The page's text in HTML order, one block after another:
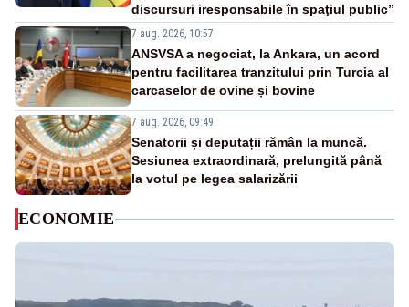
discursuri iresponsabile în spaţiul public”
7 aug. 2026, 10:57
ANSVSA a negociat, la Ankara, un acord
pentru facilitarea tranzitului prin Turcia al
carcaselor de ovine și bovine
7 aug. 2026, 09:49
Senatorii și deputații rămân la muncă.
Sesiunea extraordinară, prelungită până
la votul pe legea salarizării
ECONOMIE